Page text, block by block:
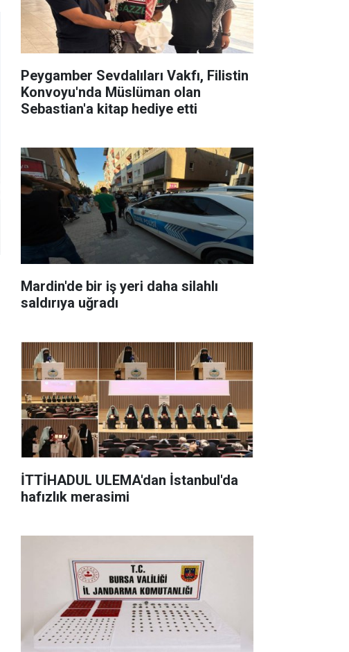
Peygamber Sevdalıları Vakfı, Filistin
Konvoyu'nda Müslüman olan
Sebastian'a kitap hediye etti
Mardin'de bir iş yeri daha silahlı
saldırıya uğradı
İTTİHADUL ULEMA'dan İstanbul'da
hafızlık merasimi